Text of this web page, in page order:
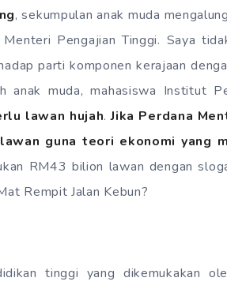
, sekumpulan anak muda
Pengajian Tinggi. Saya
parti komponen kerajaan
muda, mahasiswa Institut
lawan hujah.Jika Perdana
guna teori ekonomi yang
RM43 bilion lawan dengan
Rempit Jalan Kebun?
tinggi yang dikemukakan